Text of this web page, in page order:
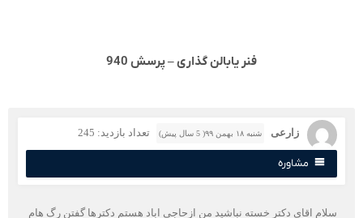
فنر یابالن گذاری – پرسش 940
زارعی شنبه ۱۸ بهمن ۹۹( 5 سال پیش) تعداد بازدید: 245
مشاوره
اقای دکتر خسته نباشید من ازحاجی اباد هستم دکترها گفتن رگ هام